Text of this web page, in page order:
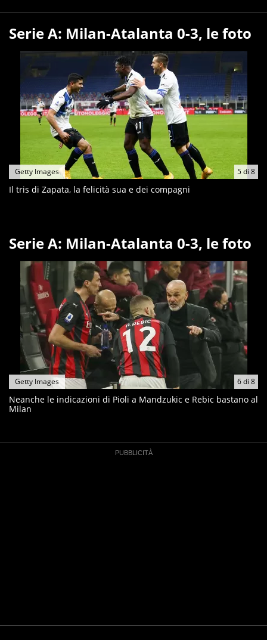
Serie A: Milan-Atalanta 0-3, le foto
5di 8
Getty Images
Il tris di Zapata, la felicità sua e dei compagni
Serie A: Milan-Atalanta 0-3, le foto
6di 8
Getty Images
Neanche le indicazioni di Pioli a Mandzukic e Rebic bastano al
Milan